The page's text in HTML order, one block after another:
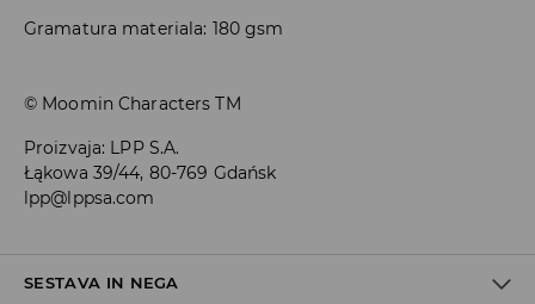
Gramatura materiala: 180 gsm
© Moomin Characters TM
Proizvaja: LPP S.A.
Łąkowa 39/44, 80-769 Gdańsk
lpp@lppsa.com
SESTAVA IN NEGA